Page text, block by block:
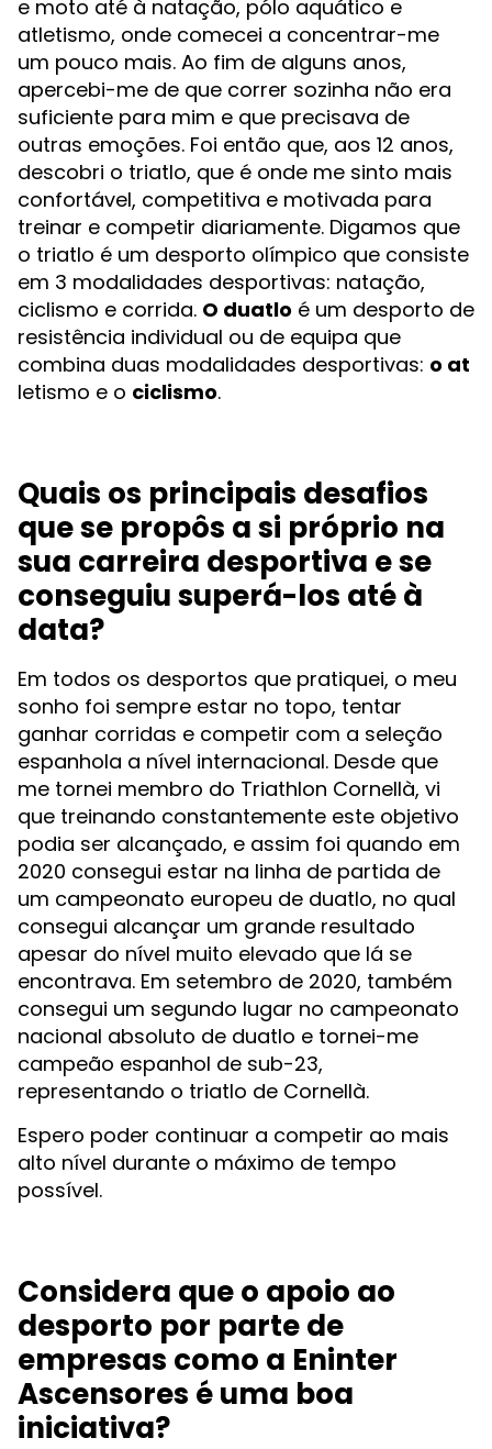
e moto até à natação, pólo aquático e
atletismo, onde comecei a concentrar-me
um pouco mais. Ao fim de alguns anos,
apercebi-me de que correr sozinha não era
suficiente para mim e que precisava de
outras emoções. Foi então que, aos 12 anos,
descobri o triatlo, que é onde me sinto mais
confortável, competitiva e motivada para
treinar e competir diariamente. Digamos que
o triatlo é um desporto olímpico que consiste
em 3 modalidades desportivas: natação,
ciclismo e corrida. O duatlo é um desporto de
resistência individual ou de equipa que
combina duas modalidades desportivas: o at
letismo e o ciclismo.
Quais os principais desafios
que se propôs a si próprio na
sua carreira desportiva e se
conseguiu superá-los até à
data?
Em todos os desportos que pratiquei, o meu
sonho foi sempre estar no topo, tentar
ganhar corridas e competir com a seleção
espanhola a nível internacional. Desde que
me tornei membro do Triathlon Cornellà, vi
que treinando constantemente este objetivo
podia ser alcançado, e assim foi quando em
2020 consegui estar na linha de partida de
um campeonato europeu de duatlo, no qual
consegui alcançar um grande resultado
apesar do nível muito elevado que lá se
encontrava. Em setembro de 2020, também
consegui um segundo lugar no campeonato
nacional absoluto de duatlo e tornei-me
campeão espanhol de sub-23,
representando o triatlo de Cornellà.
Espero poder continuar a competir ao mais
alto nível durante o máximo de tempo
possível.
Considera que o apoio ao
desporto por parte de
empresas como a Eninter
Ascensores é uma boa
iniciativa?